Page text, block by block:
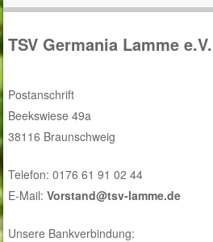
TSV Germania Lamme e.V.
Postanschrift
Beekswiese 49a
38116 Braunschweig
Telefon: 0176 61 91 02 44
E-Mail:Vorstand@tsv-lamme.de
Unsere Bankverbindung: